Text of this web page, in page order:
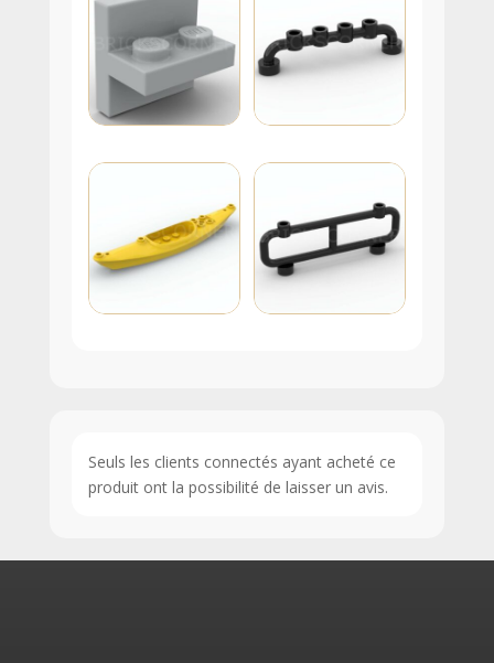
Seuls les clients connectés ayant acheté ce
produit ont la possibilité de laisser un avis.